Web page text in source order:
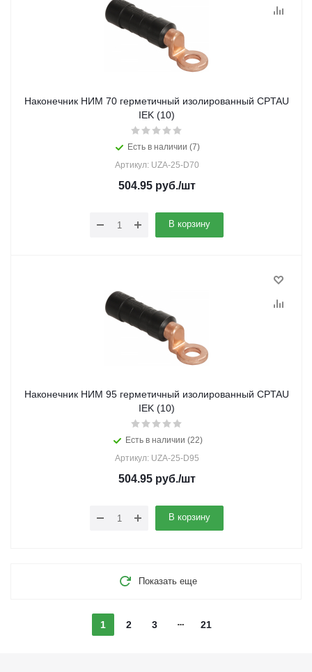
Наконечник НИМ 70 герметичный изолированный CPTAU
IEK (10)
Есть в наличии (7)
Артикул: UZA-25-D70
504.95руб./шт
В корзину
Наконечник НИМ 95 герметичный изолированный CPTAU
IEK (10)
Есть в наличии (22)
Артикул: UZA-25-D95
504.95руб./шт
В корзину
Показать еще
1 2 3 21